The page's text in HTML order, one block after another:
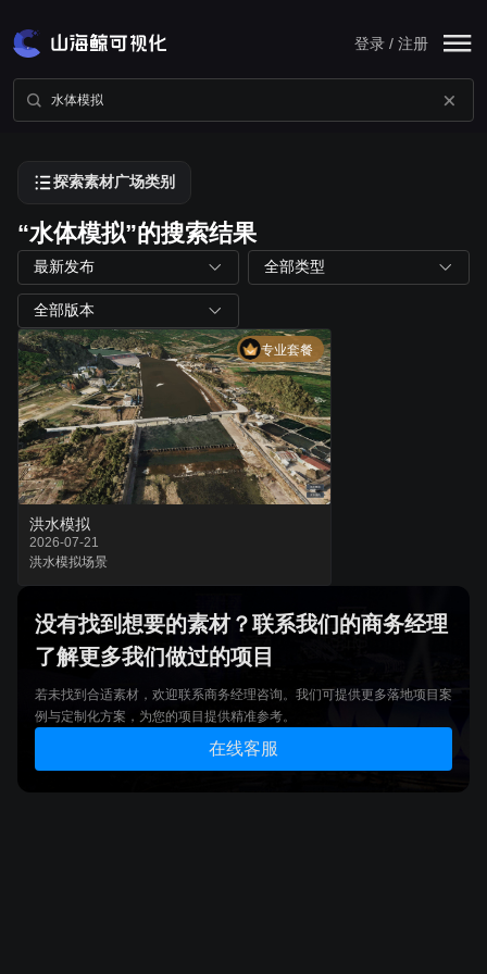
登录 / 注册
探索素材广场类别
“水体模拟”的搜索结果
最新发布 全部类型
全部版本
专业套餐
洪水模拟
2026-07-21
洪水模拟场景
没有找到想要的素材？联系我们的商务经理
了解更多我们做过的项目
若未找到合适素材，欢迎联系商务经理咨询。我们可提供更多落地项目案
例与定制化方案，为您的项目提供精准参考。
在线客服